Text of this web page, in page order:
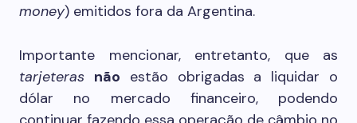
money) emitidos fora da Argentina.
Importante mencionar, entretanto, que as
tarjeteras não estão obrigadas a liquidar o
dólar no mercado financeiro, podendo